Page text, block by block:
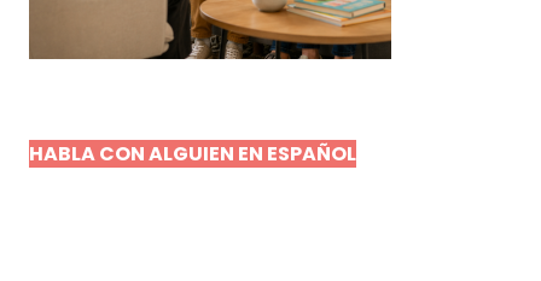
HABLA CON ALGUIEN EN ESPAÑOL